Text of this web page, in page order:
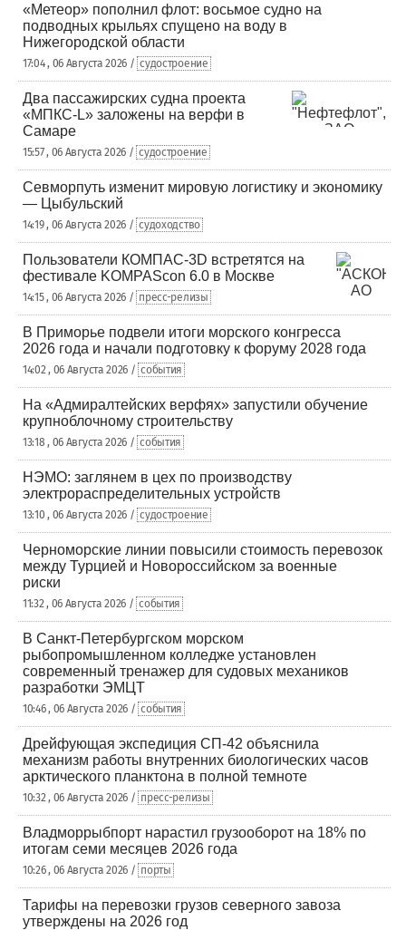
«Метеор» пополнил флот: восьмое судно на
подводных крыльях спущено на воду в
Нижегородской области
17:04 , 06 Августа 2026 / судостроение
Два пассажирских судна проекта
«МПКС-L» заложены на верфи в
Самаре
15:57 , 06 Августа 2026 / судостроение
Севморпуть изменит мировую логистику и экономику
— Цыбульский
14:19 , 06 Августа 2026 / судоходство
Пользователи КОМПАС-3D встретятся на
фестивале KOMPAScon 6.0 в Москве
14:15 , 06 Августа 2026 / пресс-релизы
В Приморье подвели итоги морского конгресса
2026 года и начали подготовку к форуму 2028 года
14:02 , 06 Августа 2026 / события
На «Адмиралтейских верфях» запустили обучение
крупноблочному строительству
13:18 , 06 Августа 2026 / события
НЭМО: заглянем в цех по производству
электрораспределительных устройств
13:10 , 06 Августа 2026 / судостроение
Черноморские линии повысили стоимость перевозок
между Турцией и Новороссийском за военные
риски
11:32 , 06 Августа 2026 / события
В Санкт-Петербургском морском
рыбопромышленном колледже установлен
современный тренажер для судовых механиков
разработки ЭМЦТ
10:46 , 06 Августа 2026 / события
Дрейфующая экспедиция СП-42 объяснила
механизм работы внутренних биологических часов
арктического планктона в полной темноте
10:32 , 06 Августа 2026 / пресс-релизы
Владморрыбпорт нарастил грузооборот на 18% по
итогам семи месяцев 2026 года
10:26 , 06 Августа 2026 / порты
Тарифы на перевозки грузов северного завоза
утверждены на 2026 год